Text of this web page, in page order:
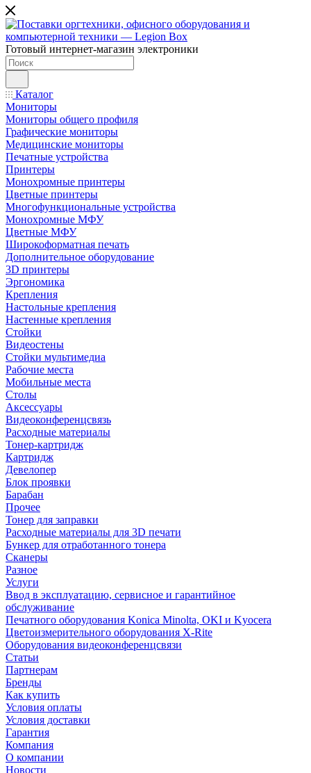
Готовый интернет-магазин электроники
Каталог
Мониторы
Мониторы общего профиля
Графические мониторы
Медицинские мониторы
Печатные устройства
Принтеры
Моноxромныe принтеры
Цвeтныe принтеры
Многофункциональные устройства
Монохромные МФУ
Цветные МФУ
Широкоформатная печать
Дополнительное оборудование
3D принтеры
Эргономика
Крепления
Настольные крепления
Настенные крепления
Стойки
Видеостены
Стойки мультимедиа
Рабочие места
Мобильные места
Столы
Аксессуары
Видеоконференцсвязь
Расходные материалы
Тонер-картридж
Картридж
Девелопер
Блок проявки
Барабан
Прочее
Тонер для заправки
Расходные материалы для 3D печати
Бункер для отработанного тонера
Сканеры
Разное
Услуги
Ввод в эксплуатацию, сервисное и гарантийное
обслуживание
Печатного оборудования Konica Minolta, OKI и Kyocera
Цветоизмерительного оборудования X-Rite
Оборудования видеоконференцсвязи
Статьи
Партнерам
Бренды
Как купить
Условия оплаты
Условия доставки
Гарантия
Компания
О компании
Новости